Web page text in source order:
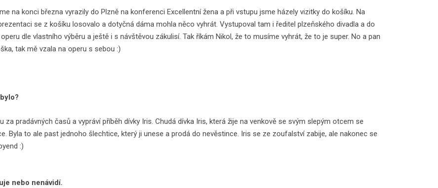
na konci března vyrazily do Plzně na konferenci Excellentní žena a při vstupu jsme házely vizitky do košíku. Na
se z košíku losovalo a dotyčná dáma mohla něco vyhrát. Vystupoval tam i ředitel plzeňského divadla a do
dle vlastního výběru a ještě i s návštěvou zákulisí. Tak říkám Nikol, že to musíme vyhrát, že to je super. No a pan
tak mě vzala na operu s sebou :)
pradávných časů a vypráví příběh dívky Iris. Chudá dívka Iris, která žije na venkově se svým slepým otcem se
Byla to ale past jednoho šlechtice, který ji unese a prodá do nevěstince. Iris se ze zoufalství zabije, ale nakonec se
:)
nebo nenávidí.